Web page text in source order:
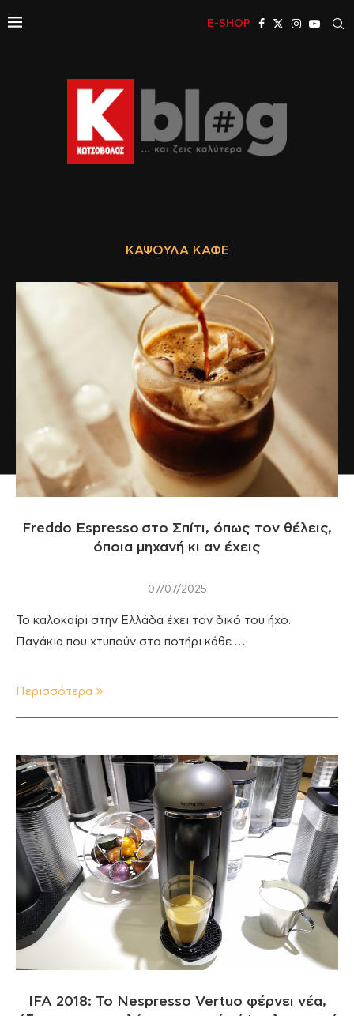
E-SHOP
ΚΆΨΟΥΛΑ ΚΑΦΈ
Freddo Espresso στο Σπίτι, όπως τον θέλεις,
όποια μηχανή κι αν έχεις
07/07/2025
Το καλοκαίρι στην Ελλάδα έχει τον δικό του ήχο.
Παγάκια που χτυπούν στο ποτήρι κάθε …
Περισσότερα
IFA 2018: Το Nespresso Vertuo φέρνει νέα,